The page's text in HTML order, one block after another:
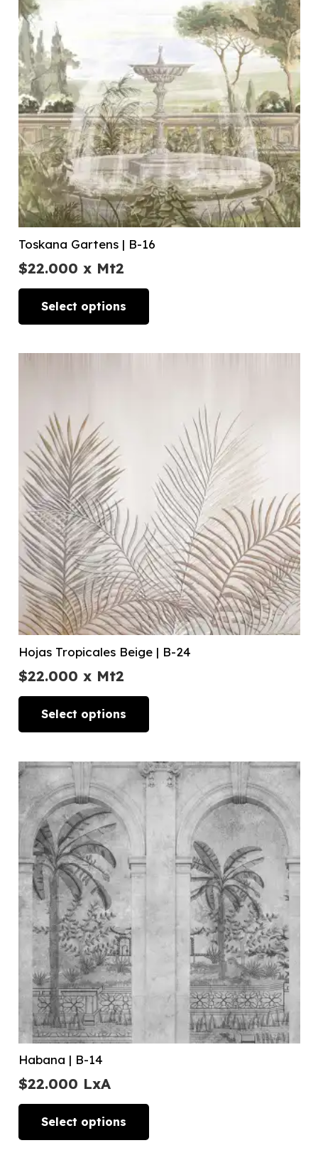
Toskana Gartens | B-16
$22.000 x Mt2
Select options
Hojas Tropicales Beige | B-24
$22.000 x Mt2
Select options
Habana | B-14
$22.000 LxA
Select options